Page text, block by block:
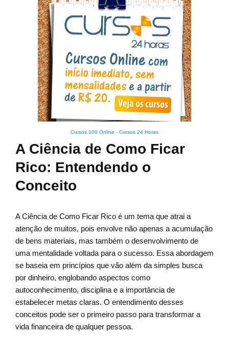
Cursos 100 Online - Cursos 24 Horas
A Ciência de Como Ficar
Rico: Entendendo o
Conceito
A Ciência de Como Ficar Rico é um tema que atrai a
atenção de muitos, pois envolve não apenas a acumulação
de bens materiais, mas também o desenvolvimento de
uma mentalidade voltada para o sucesso. Essa abordagem
se baseia em princípios que vão além da simples busca
por dinheiro, englobando aspectos como
autoconhecimento, disciplina e a importância de
estabelecer metas claras. O entendimento desses
conceitos pode ser o primeiro passo para transformar a
vida financeira de qualquer pessoa.